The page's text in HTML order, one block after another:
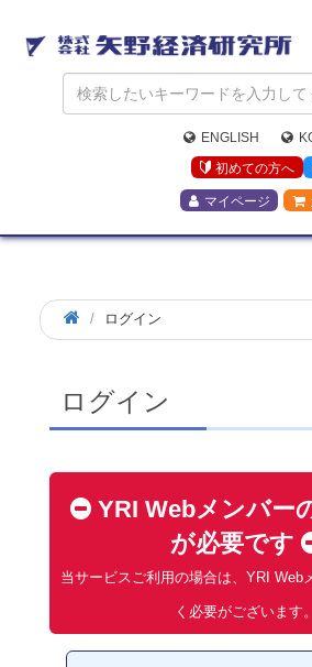
矢
野
経
済
研
究
所
ENGLISH
初めての方へ
マイページ
ログイン
ログイン
YRI Webメンバー
が必要です
当サービスご利用の場合は、YRI Web
く必要がございます。